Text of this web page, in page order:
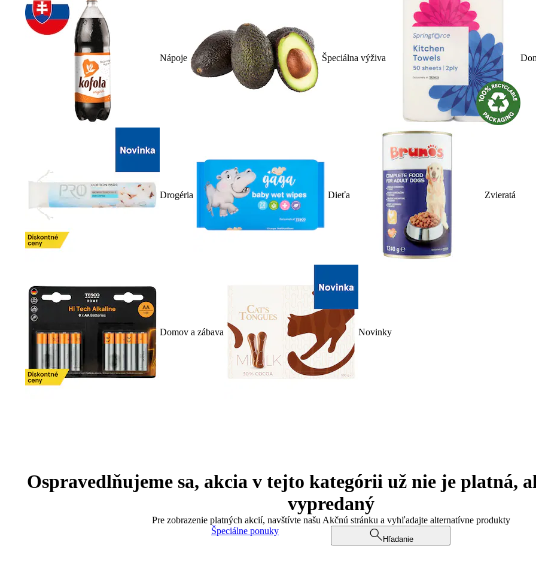
Nápoje Špeciálna výživa
Drogéria Dieťa Zvieratá
Domov a zábava Novinky
Ospravedlňujeme sa, akcia v tejto kategórii už nie je platná,
vypredaný
Pre zobrazenie platných akcií, navštívte našu Akčnú stránku a vyhľadajte alternatívne produkty
Špeciálne ponuky
Hľadanie